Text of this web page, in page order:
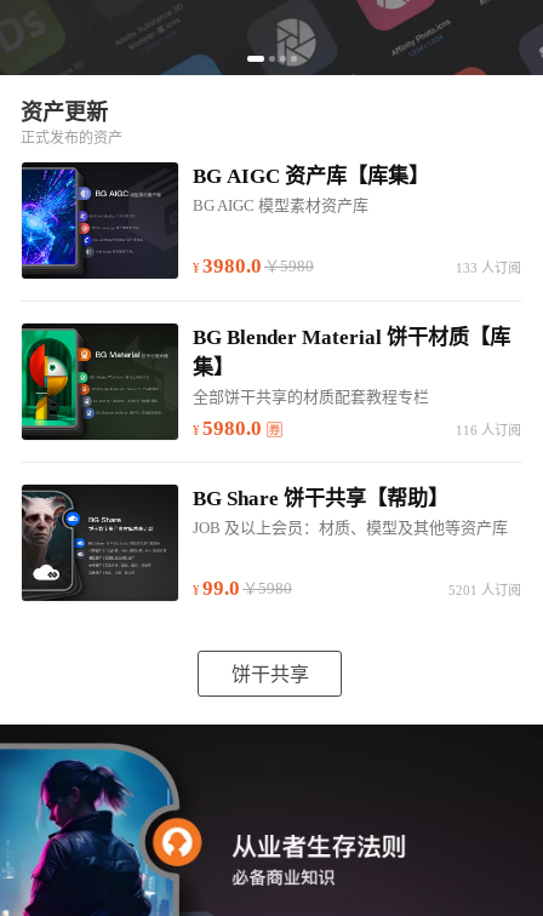
资产更新
正式发布的资产
BG AIGC 资产库【库集】
BG AIGC 模型素材资产库
3980.0 ￥5980 133 人订阅
BG Blender Material 饼干材质【库
集】
全部饼干共享的材质配套教程专栏
5980.0 116 人订阅
BG Share 饼干共享【帮助】
JOB 及以上会员：材质、模型及其他等资产库
99.0 ￥5980 5201 人订阅
饼干共享